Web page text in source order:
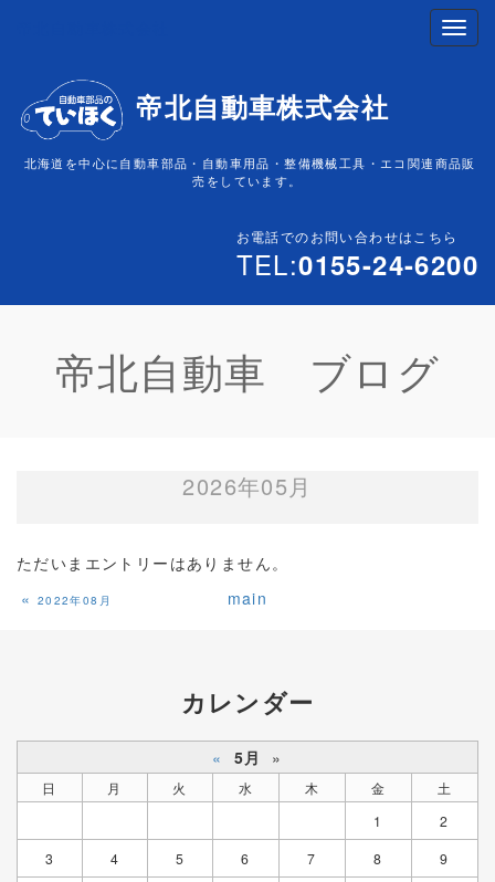
帝北自動車株式会社
北海道を中心に自動車部品・自動車用品・整備機械工具・エコ関連商品販
売をしています。
お電話でのお問い合わせはこちら
TEL:0155-24-6200
帝北自動車 ブログ
2026年05月
ただいまエントリーはありません。
« 2022年08月 main
カレンダー
« 5月 »
日 月 火 水 木 金
土
1
2
3
4 5 6 7 8
9